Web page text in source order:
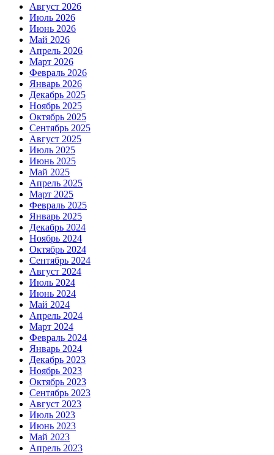
Август 2026
Июль 2026
Июнь 2026
Май 2026
Апрель 2026
Март 2026
Февраль 2026
Январь 2026
Декабрь 2025
Ноябрь 2025
Октябрь 2025
Сентябрь 2025
Август 2025
Июль 2025
Июнь 2025
Май 2025
Апрель 2025
Март 2025
Февраль 2025
Январь 2025
Декабрь 2024
Ноябрь 2024
Октябрь 2024
Сентябрь 2024
Август 2024
Июль 2024
Июнь 2024
Май 2024
Апрель 2024
Март 2024
Февраль 2024
Январь 2024
Декабрь 2023
Ноябрь 2023
Октябрь 2023
Сентябрь 2023
Август 2023
Июль 2023
Июнь 2023
Май 2023
Апрель 2023